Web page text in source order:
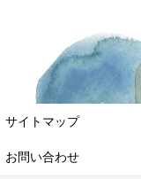
サイトマップ
お問い合わせ